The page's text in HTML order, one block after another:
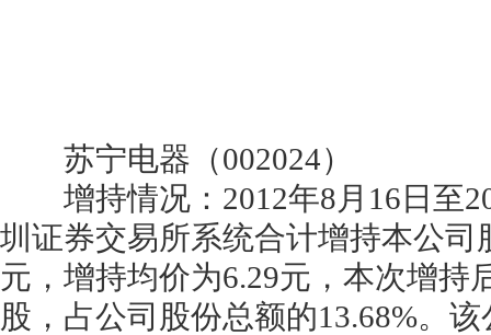
苏宁电器（002024）
增持情况：2012年8月16日至
圳证券交易所系统合计增持本公司
元，增持均价为6.29元，本次增持
股，占公司股份总额的13.68%。